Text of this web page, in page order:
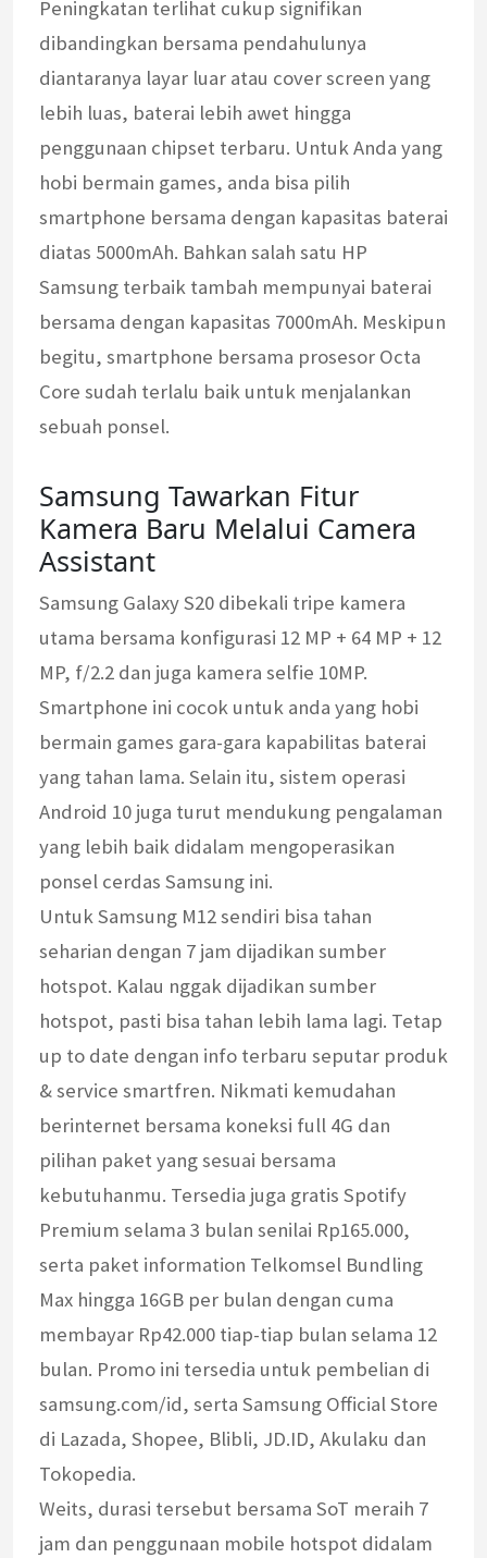
Peningkatan terlihat cukup signifikan
dibandingkan bersama pendahulunya
diantaranya layar luar atau cover screen yang
lebih luas, baterai lebih awet hingga
penggunaan chipset terbaru. Untuk Anda yang
hobi bermain games, anda bisa pilih
smartphone bersama dengan kapasitas baterai
diatas 5000mAh. Bahkan salah satu HP
Samsung terbaik tambah mempunyai baterai
bersama dengan kapasitas 7000mAh. Meskipun
begitu, smartphone bersama prosesor Octa
Core sudah terlalu baik untuk menjalankan
sebuah ponsel.
Samsung Tawarkan Fitur
Kamera Baru Melalui Camera
Assistant
Samsung Galaxy S20 dibekali tripe kamera
utama bersama konfigurasi 12 MP + 64 MP + 12
MP, f/2.2 dan juga kamera selfie 10MP.
Smartphone ini cocok untuk anda yang hobi
bermain games gara-gara kapabilitas baterai
yang tahan lama. Selain itu, sistem operasi
Android 10 juga turut mendukung pengalaman
yang lebih baik didalam mengoperasikan
ponsel cerdas Samsung ini.
Untuk Samsung M12 sendiri bisa tahan
seharian dengan 7 jam dijadikan sumber
hotspot. Kalau nggak dijadikan sumber
hotspot, pasti bisa tahan lebih lama lagi. Tetap
up to date dengan info terbaru seputar produk
& service smartfren. Nikmati kemudahan
berinternet bersama koneksi full 4G dan
pilihan paket yang sesuai bersama
kebutuhanmu. Tersedia juga gratis Spotify
Premium selama 3 bulan senilai Rp165.000,
serta paket information Telkomsel Bundling
Max hingga 16GB per bulan dengan cuma
membayar Rp42.000 tiap-tiap bulan selama 12
bulan. Promo ini tersedia untuk pembelian di
samsung.com/id, serta Samsung Official Store
di Lazada, Shopee, Blibli, JD.ID, Akulaku dan
Tokopedia.
Weits, durasi tersebut bersama SoT meraih 7
jam dan penggunaan mobile hotspot didalam